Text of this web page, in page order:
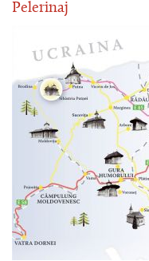
Pelerinaj